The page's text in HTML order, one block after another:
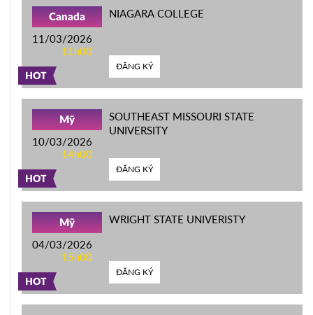
HOT
Canada
11/03/2026
11h00
NIAGARA COLLEGE
ĐĂNG KÝ
HOT
Mỹ
10/03/2026
14h00
SOUTHEAST MISSOURI STATE
UNIVERSITY
ĐĂNG KÝ
HOT
Mỹ
04/03/2026
15h00
WRIGHT STATE UNIVERISTY
ĐĂNG KÝ